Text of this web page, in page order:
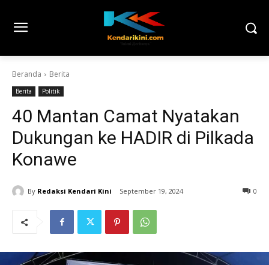
Beranda Berita
Berita Politik
40 Mantan Camat Nyatakan
Dukungan ke HADIR di Pilkada
Konawe
By Redaksi Kendari Kini September 19, 2024 0